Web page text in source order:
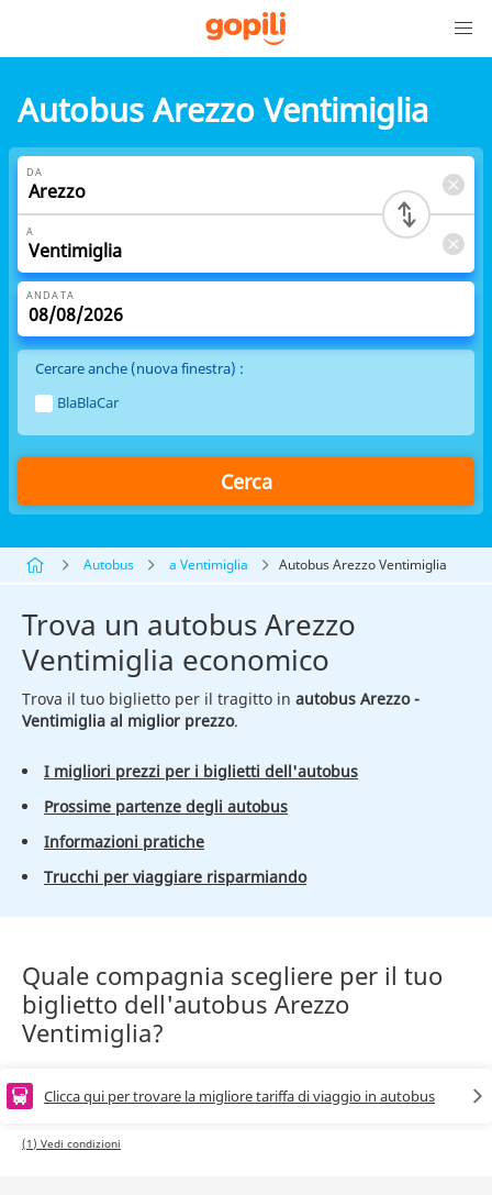
Autobus Arezzo Ventimiglia
DA
A
ANDATA
Cercare anche (nuova finestra) :
BlaBlaCar
Cerca
Autobus a Ventimiglia Autobus Arezzo Ventimiglia
Trova un autobus Arezzo
Ventimiglia economico
Trova il tuo biglietto per il tragitto in autobus Arezzo -
Ventimiglia al miglior prezzo.
I migliori prezzi per i biglietti dell'autobus
Prossime partenze degli autobus
Informazioni pratiche
Trucchi per viaggiare risparmiando
Quale compagnia scegliere per il tuo
biglietto dell'autobus Arezzo
Ventimiglia?
Clicca qui per trovare la migliore tariffa di viaggio in autobus
(1) Vedi condizioni